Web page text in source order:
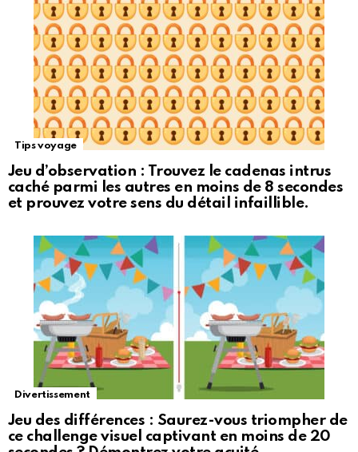
Tips voyage
Jeu d’observation : Trouvez le cadenas intrus
caché parmi les autres en moins de 8 secondes
et prouvez votre sens du détail infaillible.
Divertissement
Jeu des différences : Saurez-vous triompher de
ce challenge visuel captivant en moins de 20